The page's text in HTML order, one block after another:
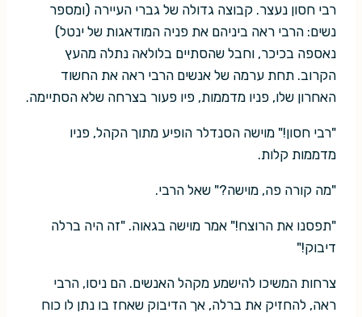
רבי חסון נעצר. קבוצה גדולה של גברי העיירה (ומספר
נשים: הרבי ראה ביניהם את פניה המודאגות של ינטל)
נאספה בכיכר, וחבל שהסתיים בלולאה נתלה מהעץ
הקרוב. תחת ערמה של אנשים הרבי ראה את החשוד
האחרון שלו, פניו מדממות, פיו פעור בצרחה שלא הסתיימה.
"רבי חסון!" מוישה הסנדלר הופיע מתוך הקהל, פניו
מדממות קלות.
"מה קורה פה, מוישה?" שאל הרבי.
"תפסנו את הרוצח!" אמר מוישה בגאוה. "זה היה ברלה
דיבוק!"
צרחות המשיכו להישמע מקהל האנשים. הם ניסו, הרבי
ראה, להחזיק את ברלה, אך הדיבוק שאחז בו נתן לו כוח